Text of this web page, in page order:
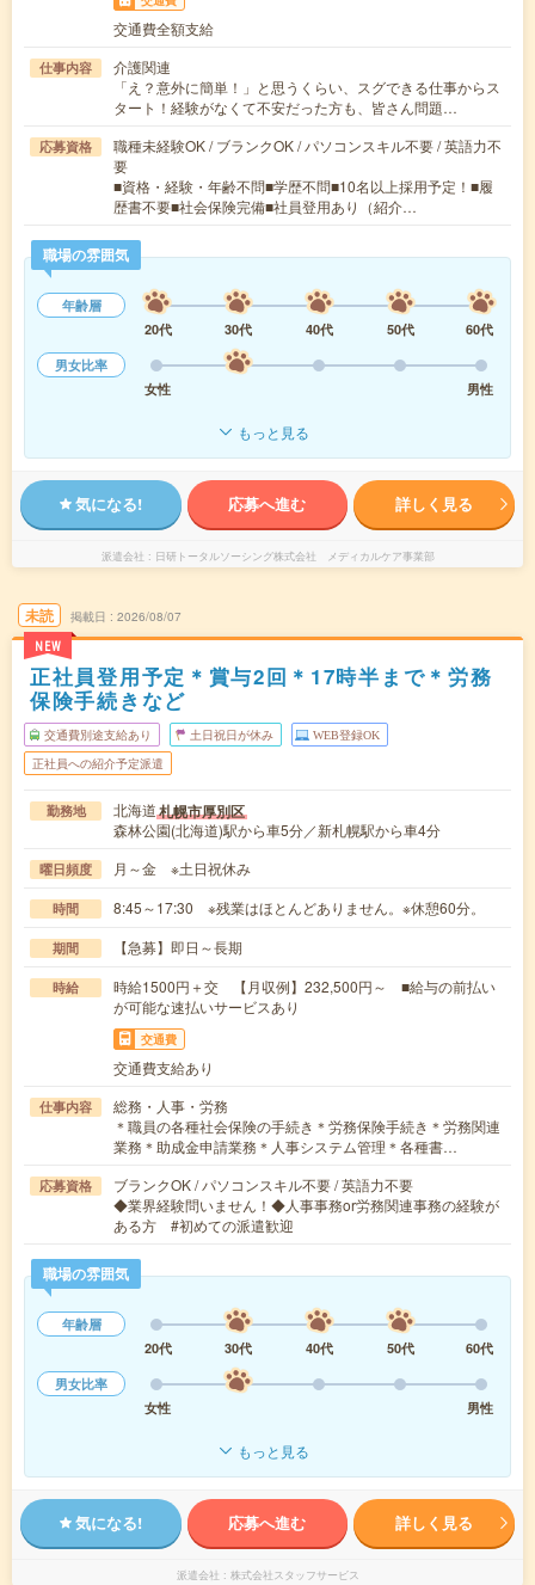
交通費全額支給
仕事内容
介護関連
「え？意外に簡単！」と思うくらい、スグできる仕事からス
タート！経験がなくて不安だった方も、皆さん問題…
応募資格
職種未経験OK / ブランクOK / パソコンスキル不要 / 英語力不
要
■資格・経験・年齢不問■学歴不問■10名以上採用予定！■履
歴書不要■社会保険完備■社員登用あり（紹介…
職場の雰囲気
年齢層
20代
30代 40代 50代
60代
男女比率
女性
男性
もっと見る
気になる! 応募へ進む 詳しく見る
派遣会社 日研トータルソーシング株式会社 メディカルケア事業部
未読
NEW
掲載日 2026/08/07
正社員登用予定＊賞与2回＊17時半まで＊労務
保険手続きなど
交通費別途支給あり 土日祝日が休み WEB登録OK
正社員への紹介予定派遣
勤務地 北海道札幌市厚別区
森林公園(北海道)駅から車5分／新札幌駅から車4分
曜日頻度 月～金 ※土日祝休み
時間 8:45～17:30 ※残業はほとんどありません。※休憩60分。
期間 【急募】即日～長期
時給
時給1500円＋交 【月収例】232,500円～ ■給与の前払い
が可能な速払いサービスあり
交通費
交通費支給あり
仕事内容
総務・人事・労務
＊職員の各種社会保険の手続き＊労務保険手続き＊労務関連
業務＊助成金申請業務＊人事システム管理＊各種書…
応募資格
ブランクOK / パソコンスキル不要 / 英語力不要
◆業界経験問いません！◆人事事務or労務関連事務の経験が
ある方 #初めての派遣歓迎
職場の雰囲気
年齢層
20代
30代 40代 50代
60代
男女比率
女性
男性
もっと見る
気になる! 応募へ進む 詳しく見る
派遣会社 株式会社スタッフサービス